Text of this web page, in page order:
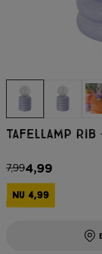
Tafellamp rib
7,994,99
NU 4,99